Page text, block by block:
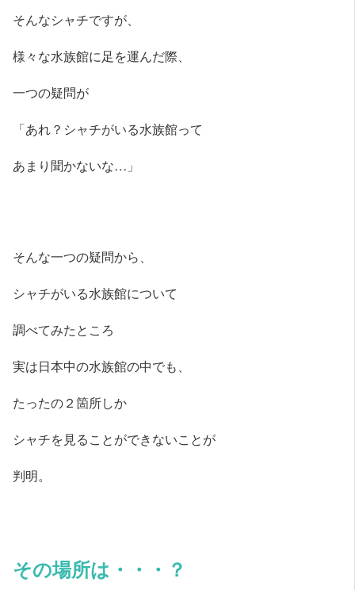
そんなシャチですが、
様々な水族館に足を運んだ際、
一つの疑問が
「あれ？シャチがいる水族館って
あまり聞かないな…」
そんな一つの疑問から、
シャチがいる水族館について
調べてみたところ
実は日本中の水族館の中でも、
たったの２箇所しか
シャチを見ることができないことが
判明。
その場所は・・・？